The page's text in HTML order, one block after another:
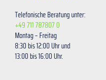
Telefonische Beratung unter:
+49 711 787807 0
Montag – Freitag
8:30 bis 12:00 Uhr und
13:00 bis 16:00 Uhr.